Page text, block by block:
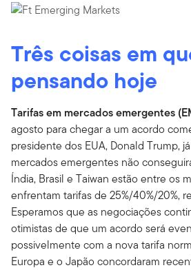
Três coisas em
pensando hoje
Tarifas em mercados emergentes
agosto para chegar a um acordo
presidente dos EUA, Donald Trump,
mercados emergentes não
Índia, Brasil e Taiwan estão entre os
enfrentam tarifas de 25%/40%/20%,
Esperamos que as negociações
otimistas de que um acordo será
possivelmente com a nova tarifa
Europa e o Japão concordaram